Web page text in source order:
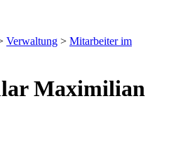
Verwaltung > Mitarbeiter im
Maximilian